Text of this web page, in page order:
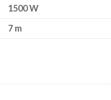
1500 W
7 m